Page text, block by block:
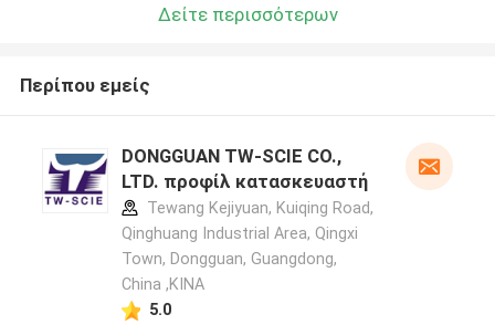
Δείτε περισσότερων
Περίπου εμείς
DONGGUAN TW-SCIE CO.,
LTD. προφίλ κατασκευαστή
Tewang Kejiyuan, Kuiqing Road,
Qinghuang Industrial Area, Qingxi
Town, Dongguan, Guangdong,
China ,ΚΙΝΑ
5.0